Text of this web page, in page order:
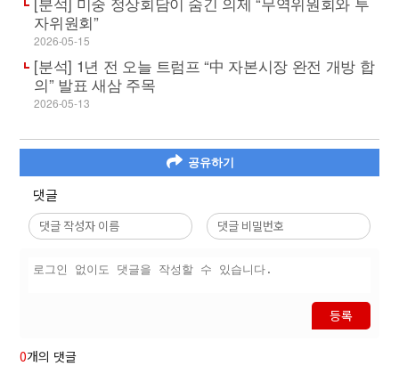
자위원회”
2026-05-15
[분석] 1년 전 오늘 트럼프 “中 자본시장 완전 개방 합
의” 발표 새삼 주목
2026-05-13
공유하기
댓글
등록
0개의 댓글